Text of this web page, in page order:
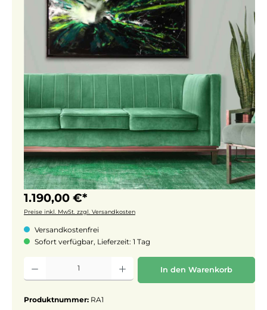
1.190,00 €*
Preise inkl. MwSt. zzgl. Versandkosten
Versandkostenfrei
Sofort verfügbar, Lieferzeit: 1 Tag
Produkt Anzahl: Gib den gewünschten Wert ein oder benutze die Schaltflächen
In den Warenkorb
Produktnummer: RA1